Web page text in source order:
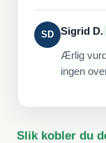
SD Sigrid D.
Ærlig
ingen
Slik kobler du